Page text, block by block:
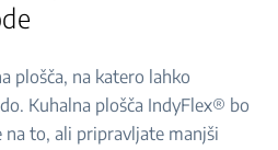
plošča, na katero lahko
Kuhalna plošča IndyFlex® bo
na to, ali pripravljate manjši